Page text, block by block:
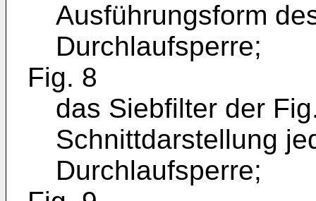
Ausführungsform
Durchlaufsperre;
Fig. 8
das Siebfilter der
Schnittdarstellung
Durchlaufsperre;